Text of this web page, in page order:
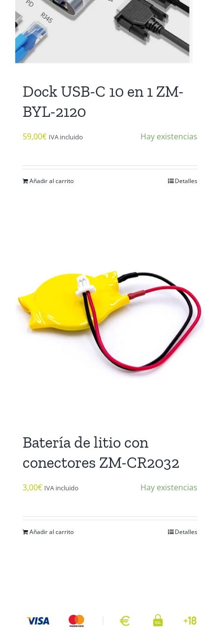
Dock USB-C 10 en 1 ZM-
BYL-2120
59,00€ IVA incluido Hay existencias
Añadir al carrito Detalles
Batería de litio con
conectores ZM-CR2032
3,00€ IVA incluido Hay existencias
Añadir al carrito Detalles